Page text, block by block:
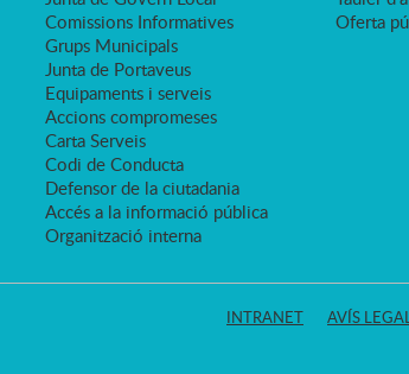
Comissions Informatives
Grups Municipals
Junta de Portaveus
Equipaments i serveis
Accions compromeses
Carta Serveis
Codi de Conducta
Defensor de la ciutadania
Accés a la informació pública
Organització interna
Oferta
INTRANET AVÍS